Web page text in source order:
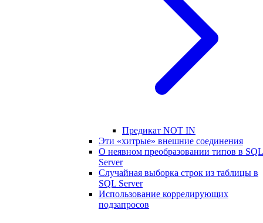
Предикат NOT IN
Эти «хитрые» внешние соединения
О неявном преобразовании типов в SQL
Server
Случайная выборка строк из таблицы в
SQL Server
Использование коррелирующих
подзапросов